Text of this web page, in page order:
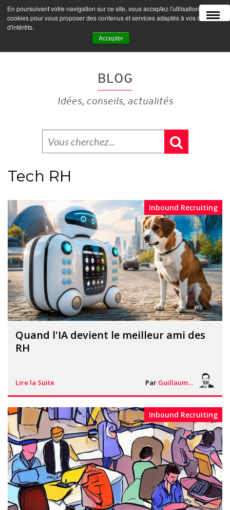
En poursuivant votre navigation sur ce site, vous acceptez l'utilisation de
cookies pour vous proposer des contenus et services adaptés à vos centres
d'intérêts.
Accepter
MENU
BLOG
Idées, conseils, actualités
Tech RH
Quand l'IA devient le meilleur ami des
RH
Lire la Suite Par Guillaume Vigneron
Inbound Recruiting
Inbound Recruiting